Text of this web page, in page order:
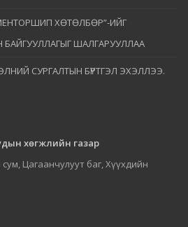
ХӨТӨЛБӨР”-ИЙГ
БАЙГУУЛЛАГЫГ ШАЛГАРУУЛЛАА
СУРГАЛТЫН БҮРТГЭЛ ЭХЭЛЛЭЭ.
хөгжлийн газар
Цагаанчулуут баг, Хүүхдийн